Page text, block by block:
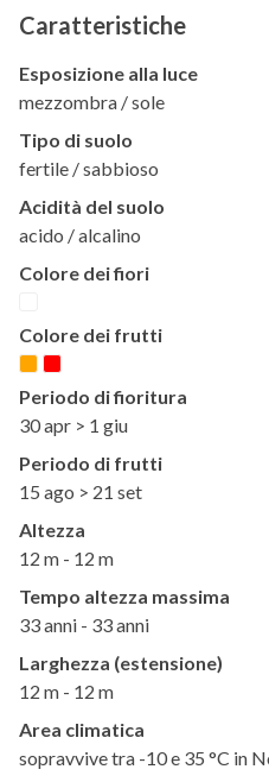
Caratteristiche
Esposizione alla luce
mezzombra / sole
Tipo di suolo
fertile / sabbioso
Acidità del suolo
acido / alcalino
Colore dei fiori
Colore dei frutti
Periodo di fioritura
30 apr > 1 giu
Periodo di frutti
15 ago > 21 set
Altezza
12 m - 12 m
Tempo altezza massima
33 anni - 33 anni
Larghezza (estensione)
12 m - 12 m
Area climatica
sopravvive tra -10 e 35 °C in